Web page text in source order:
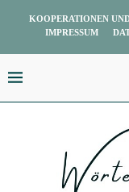
KOOPERATIONEN
IMPRESSUM